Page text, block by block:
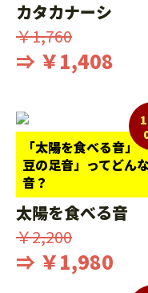
カタカナーシ
￥1,760
⇒ ￥1,408
「太陽を食べる音」
豆の足音」ってどんな
音？
太陽を食べる音
￥2,200
⇒ ￥1,980